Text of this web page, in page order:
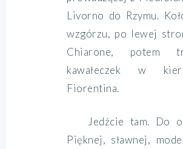
Livorno do Rzymu.
wzgórzu, po lewej
Chiarone, potem
kawałeczek w
Fiorentina.
Jedźcie tam. Do
Pięknej, sławnej,